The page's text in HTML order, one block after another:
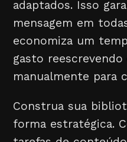
adaptados. Isso
mensagem em
economiza um
gasto
manualmente para
Construa sua
forma estratégica.